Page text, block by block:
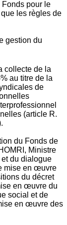
Fonds pour le
les règles de
gestion du
collecte de la
au titre de la
de
(article R.
du Fonds de
Ministre
et du dialogue
mise en œuvre
du décret
en œuvre du
social et de
en œuvre des